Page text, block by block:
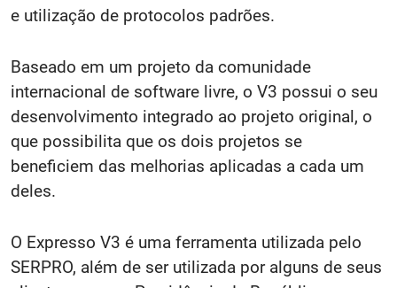
e utilização de protocolos padrões.
Baseado em um projeto da comunidade
internacional de software livre, o V3 possui o seu
desenvolvimento integrado ao projeto original, o
que possibilita que os dois projetos se
beneficiem das melhorias aplicadas a cada um
deles.
O Expresso V3 é uma ferramenta utilizada pelo
SERPRO, além de ser utilizada por alguns de seus